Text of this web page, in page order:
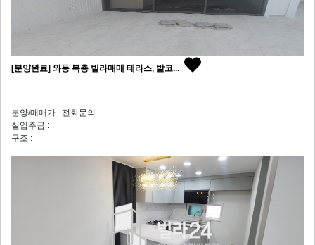
[분양완료] 와동 복층 빌라매매 테라스, 발코...
분양/매매가 : 전화문의
실입주금 :
구조 :